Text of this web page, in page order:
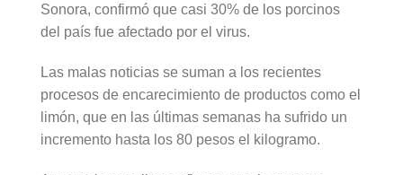
Sonora, confirmó que casi 30% de los porcinos
del país fue afectado por el virus.
Las malas noticias se suman a los recientes
procesos de encarecimiento de productos como el
limón, que en las últimas semanas ha sufrido un
incremento hasta los 80 pesos el kilogramo.